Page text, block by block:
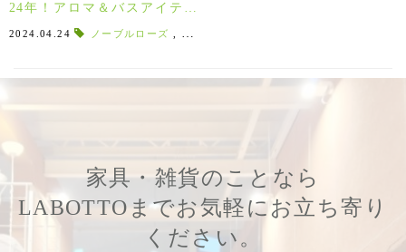
24年！アロマ＆バスアイテム
5選」
2024.04.24 ノーブルローズ
家具・雑貨のことなら
LABOTTOまでお気軽にお立ち寄り
ください。